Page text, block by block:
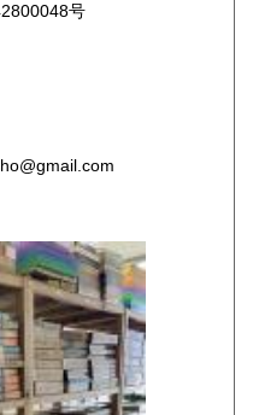
島根県
愛媛県
長崎県
大分県
鹿児島県
号